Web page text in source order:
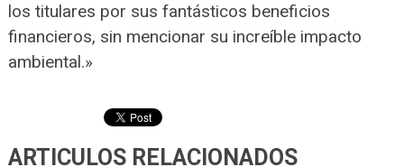
los titulares por sus fantásticos beneficios
financieros, sin mencionar su increíble impacto
ambiental.»
ARTICULOS RELACIONADOS